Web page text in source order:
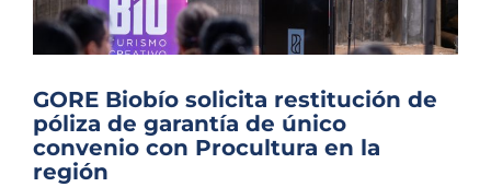
GORE Biobío solicita restitución de
póliza de garantía de único
convenio con Procultura en la
región